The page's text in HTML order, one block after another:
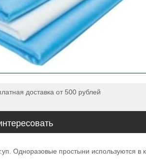
доставка от 500 рублей
Одноразовые простыни используются в